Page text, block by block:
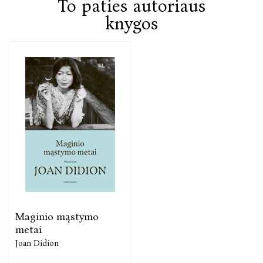
To paties autoriaus
knygos
Maginio mąstymo
metai
Joan Didion